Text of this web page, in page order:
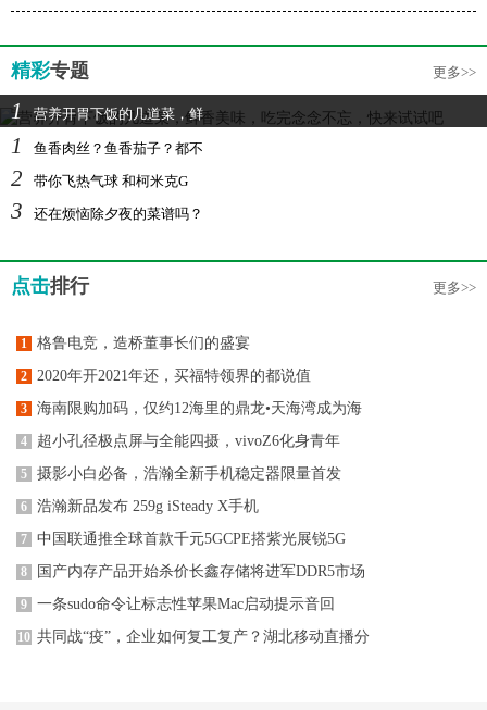
精彩专题 更多>>
1 营养开胃下饭的几道菜，鲜
1 鱼香肉丝？鱼香茄子？都不
2 带你飞热气球 和柯米克G
3 还在烦恼除夕夜的菜谱吗？
点击排行 更多>>
1 格鲁电竞，造桥董事长们的盛宴
2 2020年开2021年还，买福特领界的都说值
3 海南限购加码，仅约12海里的鼎龙•天海湾成为海
4 超小孔径极点屏与全能四摄，vivoZ6化身青年
5 摄影小白必备，浩瀚全新手机稳定器限量首发
6 浩瀚新品发布 259g iSteady X手机
7 中国联通推全球首款千元5GCPE搭紫光展锐5G
8 国产内存产品开始杀价长鑫存储将进军DDR5市场
9 一条sudo命令让标志性苹果Mac启动提示音回
10 共同战“疫”，企业如何复工复产？湖北移动直播分